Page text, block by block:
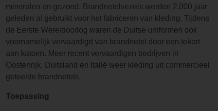
mineralen en gezond. Brandnetelvezels werden 2.000 jaar
geleden al gebruikt voor het fabriceren van kleding. Tijdens
de Eerste Wereldoorlog waren de Duitse uniformen ook
voornamelijk vervaardigd van brandnetel door een tekort
aan katoen. Meer recent vervaardigen bedrijven in
Oostenrijk, Duitsland en Italië weer kleding uit commercieel
geteelde brandnetels.
Toepassing